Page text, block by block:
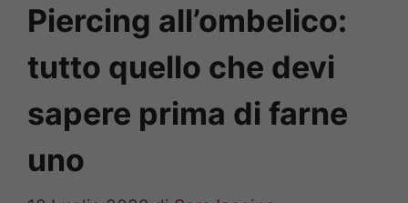
Piercing all’ombelico:
tutto quello che devi
sapere prima di farne
uno